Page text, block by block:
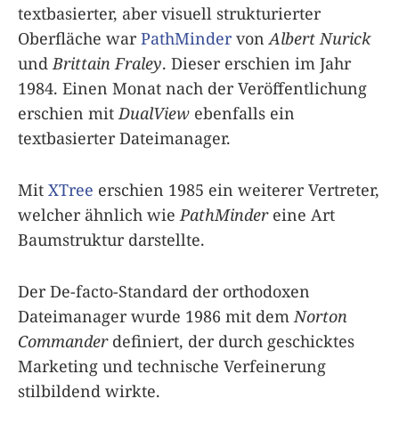
textbasierter, aber visuell strukturierter
Oberfläche warPathMindervon Albert Nurick
und Brittain Fraley. Dieser erschien im Jahr
1984. Einen Monat nach der Veröffentlichung
erschien mit DualView ebenfalls ein
textbasierter Dateimanager.
Mit XTree erschien 1985 ein weiterer Vertreter,
welcher ähnlich wie PathMindereine Art
Baumstruktur darstellte.
Der De-facto-Standard der orthodoxen
Dateimanager wurde 1986 mit dem Norton
Commanderdefiniert, der durch geschicktes
Marketing und technische Verfeinerung
stilbildend wirkte.